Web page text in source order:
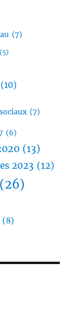
(7)
(5)
(10)
(7)
(6)
(13)
2023 (12)
(26)
(8)